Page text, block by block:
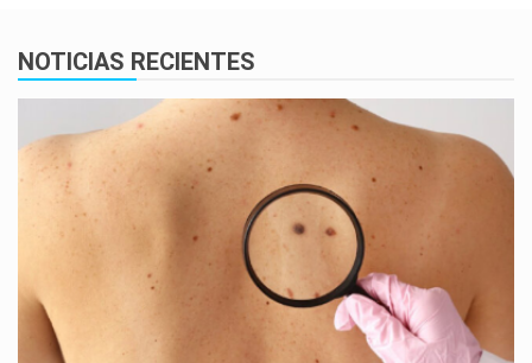
NOTICIAS RECIENTES